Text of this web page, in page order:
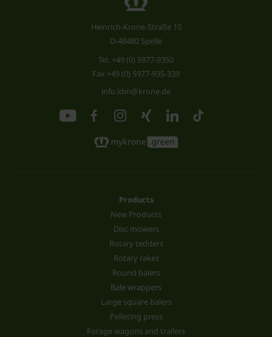
Heinrich-Krone-Straße 10
D-48480 Spelle
Tel. +49 (0) 5977-9350
Fax +49 (0) 5977-935-339
info.ldm@krone.de
Products
New Products
Disc mowers
Rotary tedders
Rotary rakes
Round balers
Bale wrappers
Large square balers
Pelleting press
Forage wagons and trailers